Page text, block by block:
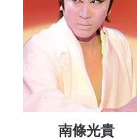
南條光貴